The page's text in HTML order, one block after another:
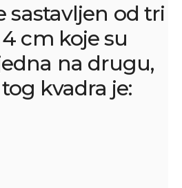
sastavljen od tri
cm koje su
na drugu,
kvadra je: